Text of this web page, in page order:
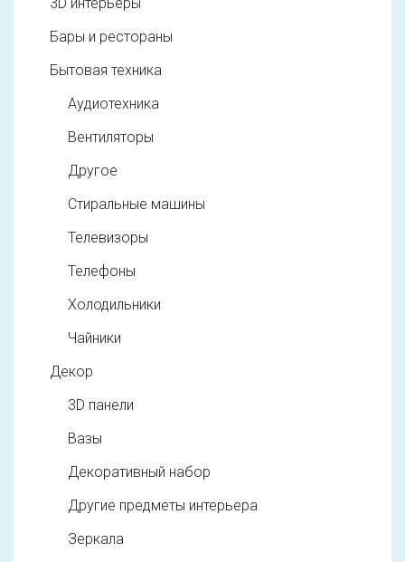
Бары и рестораны
Бытовая техника
Аудиотехника
Вентиляторы
Другое
Стиральные машины
Телевизоры
Телефоны
Холодильники
Чайники
Декор
3D панели
Вазы
Декоративный набор
Другие предметы интерьера
Зеркала